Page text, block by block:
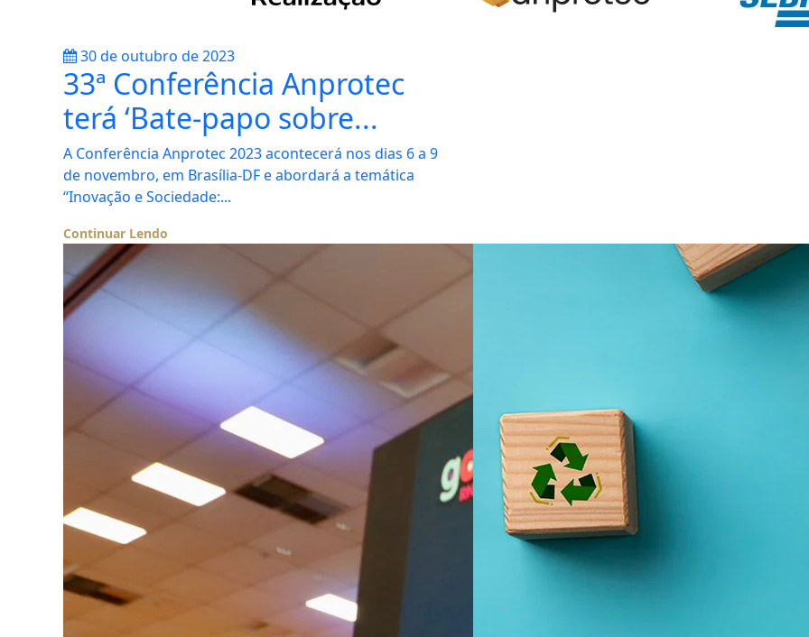
30 de outubro de 2023
33ª Conferência Anprotec
terá ‘Bate-papo sobre...
A Conferência Anprotec 2023 acontecerá nos dias 6 a 9
de novembro, em Brasília-DF e abordará a temática
“Inovação e Sociedade:...
Continuar Lendo